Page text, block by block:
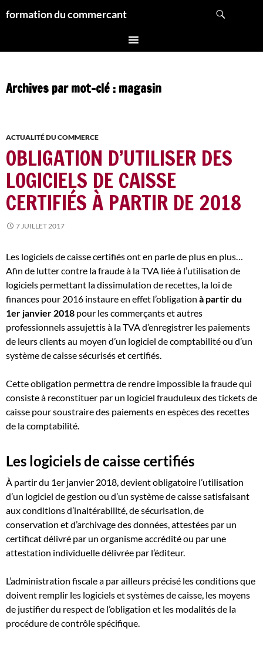
auformation du commercant
Archives par mot-clé : magasin
ACTUALITÉ DU COMMERCE
OBLIGATION D’UTILISER DES
LOGICIELS DE CAISSE
CERTIFIÉS À PARTIR DE 2018
7 JUILLET 2017
Les logiciels de caisse certifiés ont en parle de plus en plus…
Afin de lutter contre la fraude à la TVA liée à l’utilisation de
logiciels permettant la dissimulation de recettes, la loi de
finances pour 2016 instaure en effet l’obligation à partir du
1er janvier 2018 pour les commerçants et autres
professionnels assujettis à la TVA d’enregistrer les paiements
de leurs clients au moyen d’un logiciel de comptabilité ou d’un
système de caisse sécurisés et certifiés.
Cette obligation permettra de rendre impossible la fraude qui
consiste à reconstituer par un logiciel frauduleux des tickets de
caisse pour soustraire des paiements en espèces des recettes
de la comptabilité.
Les logiciels de caisse certifiés
À partir du 1er janvier 2018, devient obligatoire l’utilisation
d’un logiciel de gestion ou d’un système de caisse satisfaisant
aux conditions d’inaltérabilité, de sécurisation, de
conservation et d’archivage des données, attestées par un
certificat délivré par un organisme accrédité ou par une
attestation individuelle délivrée par l’éditeur.
L’administration fiscale a par ailleurs précisé les conditions que
doivent remplir les logiciels et systèmes de caisse, les moyens
de justifier du respect de l’obligation et les modalités de la
procédure de contrôle spécifique.